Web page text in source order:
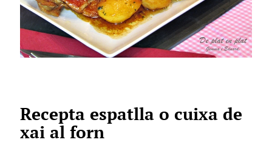
Recepta espatlla o cuixa de
xai al forn